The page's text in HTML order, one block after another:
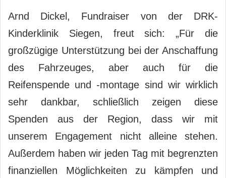
Arnd Dickel, Fundraiser von der DRK-
Kinderklinik Siegen, freut sich: „Für die
großzügige Unterstützung bei der Anschaffung
des Fahrzeuges, aber auch für die
Reifenspende und -montage sind wir wirklich
sehr dankbar, schließlich zeigen diese
Spenden aus der Region, dass wir mit
unserem Engagement nicht alleine stehen.
Außerdem haben wir jeden Tag mit begrenzten
finanziellen Möglichkeiten zu kämpfen und